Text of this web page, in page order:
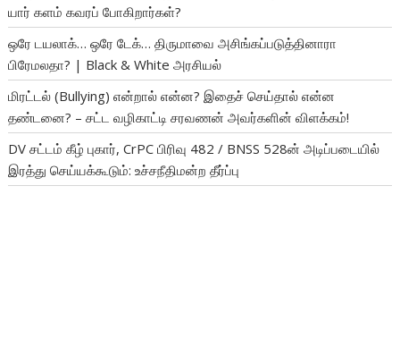
யார் களம் கவரப் போகிறார்கள்?
ஒரே டயலாக்… ஒரே டேக்… திருமாவை அசிங்கப்படுத்தினாரா
பிரேமலதா? | Black & White அரசியல்
மிரட்டல் (Bullying) என்றால் என்ன? இதைச் செய்தால் என்ன
தண்டனை? – சட்ட வழிகாட்டி சரவணன் அவர்களின் விளக்கம்!
DV சட்டம் கீழ் புகார், CrPC பிரிவு 482 / BNSS 528ன் அடிப்படையில்
இரத்து செய்யக்கூடும்: உச்சநீதிமன்ற தீர்ப்பு